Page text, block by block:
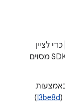
כדי לציין
שממשק API דורש גרסה מסוימת של SDK מסוים
I3be8d
)